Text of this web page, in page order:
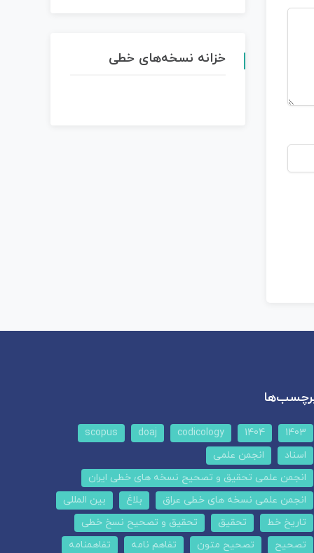
خزانه نسخه‌های خطی
1403
1404
codicology
doaj
scopus
اسناد
انجمن علمی
انجمن علمی تحقیق و تصحیح نسخه های خطی ایران
انجمن علمی نسخه های خطی عراق
بلاغ
بین المللی
تاریخ خط
تحقیق
تحقیق و تصحیح نسخ خطی
تصحیح
تصحیح متون تفاهم نامه
تفاهمنامه